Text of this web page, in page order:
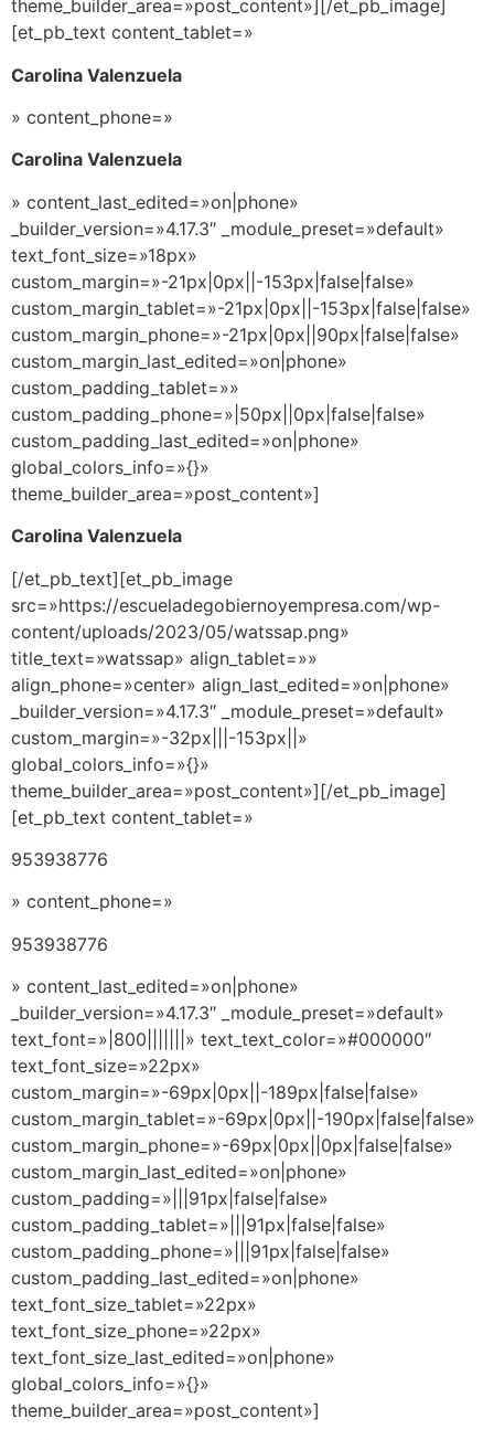
theme_builder_area=»post_content»][/et_pb_image]
[et_pb_text content_tablet=»
Carolina Valenzuela
» content_phone=»
Carolina Valenzuela
» content_last_edited=»on|phone»
_builder_version=»4.17.3″ _module_preset=»default»
text_font_size=»18px»
custom_margin=»-21px|0px||-153px|false|false»
custom_margin_tablet=»-21px|0px||-153px|false|false»
custom_margin_phone=»-21px|0px||90px|false|false»
custom_margin_last_edited=»on|phone»
custom_padding_tablet=»»
custom_padding_phone=»|50px||0px|false|false»
custom_padding_last_edited=»on|phone»
global_colors_info=»{}»
theme_builder_area=»post_content»]
Carolina Valenzuela
[/et_pb_text][et_pb_image
src=»https://escueladegobiernoyempresa.com/wp-
content/uploads/2023/05/watssap.png»
title_text=»watssap» align_tablet=»»
align_phone=»center» align_last_edited=»on|phone»
_builder_version=»4.17.3″ _module_preset=»default»
custom_margin=»-32px|||-153px||»
global_colors_info=»{}»
theme_builder_area=»post_content»][/et_pb_image]
[et_pb_text content_tablet=»
953938776
» content_phone=»
953938776
» content_last_edited=»on|phone»
_builder_version=»4.17.3″ _module_preset=»default»
text_font=»|800|||||||» text_text_color=»#000000″
text_font_size=»22px»
custom_margin=»-69px|0px||-189px|false|false»
custom_margin_tablet=»-69px|0px||-190px|false|false»
custom_margin_phone=»-69px|0px||0px|false|false»
custom_margin_last_edited=»on|phone»
custom_padding=»|||91px|false|false»
custom_padding_tablet=»|||91px|false|false»
custom_padding_phone=»|||91px|false|false»
custom_padding_last_edited=»on|phone»
text_font_size_tablet=»22px»
text_font_size_phone=»22px»
text_font_size_last_edited=»on|phone»
global_colors_info=»{}»
theme_builder_area=»post_content»]